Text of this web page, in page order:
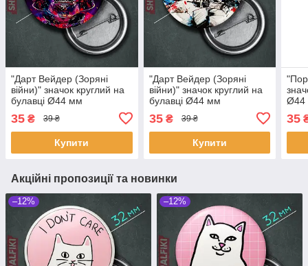
"Дарт Вейдер (Зоряні
війни)" значок круглий на
булавці Ø44 мм
35 ₴ 39 ₴
Купити
"Дарт Вейдер (Зоряні
війни)" значок круглий на
булавці Ø44 мм
35₴ 39 ₴
Купити
Ø44
35
Акційні пропозиції та новинки
–12% –12%